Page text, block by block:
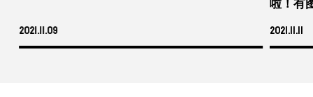
2021.11.09
啦！有
2021.11.11